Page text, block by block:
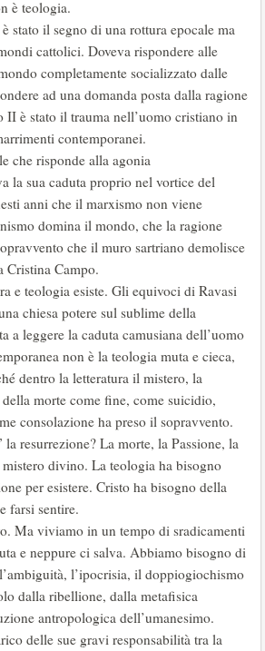
è teologia.
stato il segno di una rottura epocale ma
cattolici. Doveva rispondere alle
completamente socializzato dalle
ad una domanda posta dalla ragione
II è stato il trauma nell’uomo cristiano in
contemporanei.
che risponde alla agonia
la sua caduta proprio nel vortice del
anni che il marxismo non viene
domina il mondo, che la ragione
che il muro sartriano demolisce
Cristina Campo.
e teologia esiste. Gli equivoci di Ravasi
chiesa potere sul sublime della
a leggere la caduta camusiana dell’uomo
non è la teologia muta e cieca,
dentro la letteratura il mistero, la
morte come fine, come suicidio,
consolazione ha preso il sopravvento.
resurrezione? La morte, la Passione, la
divino. La teologia ha bisogno
per esistere. Cristo ha bisogno della
farsi sentire.
Ma viviamo in un tempo di sradicamenti
e neppure ci salva. Abbiamo bisogno di
l’ipocrisia, il doppiogiochismo
dalla ribellione, dalla metafisica
antropologica dell’umanesimo.
delle sue gravi responsabilità tra la